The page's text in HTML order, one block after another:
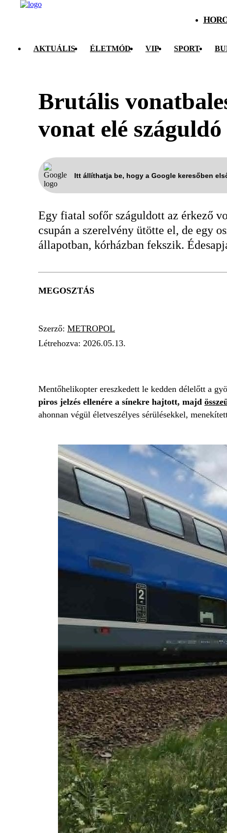
AKTUÁLIS ÉLETMÓD VIP SPORT
Brutális
vonat elé
Itt állíthatja be, hogy a Google keresőben
Egy fiatal sofőr száguldott az érkező
csupán a szerelvény ütötte el, de egy
állapotban, kórházban fekszik.
MEGOSZTÁS
Szerző: METROPOL
Létrehozva: 2026.05.13.
Mentőhelikopter ereszkedett le kedden délelőtt a
piros jelzés ellenére a sínekre hajtott, majd
ahonnan végül életveszélyes sérülésekkel,